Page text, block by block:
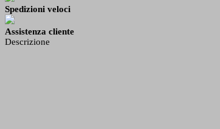
Spedizioni veloci
Assistenza cliente
Descrizione